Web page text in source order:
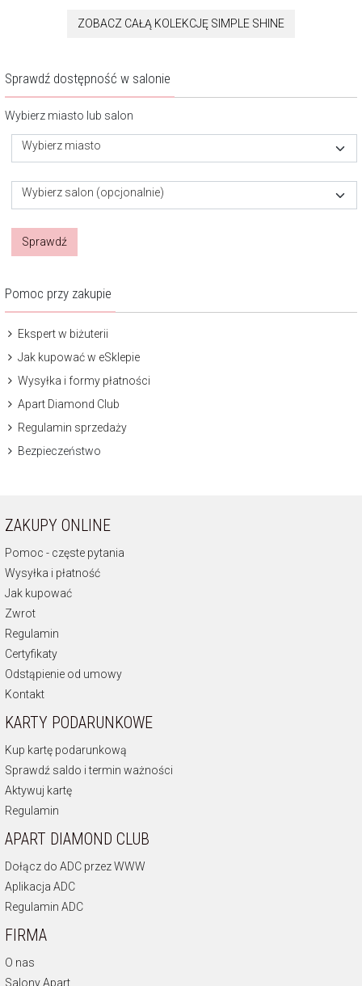
ZOBACZ CAŁĄ KOLEKCJĘ SIMPLE SHINE
Sprawdź dostępność w salonie
Wybierz miasto lub salon
Wybierz miasto
Wybierz salon (opcjonalnie)
Sprawdź
Pomoc przy zakupie
Ekspert w biżuterii
Jak kupować w eSklepie
Wysyłka i formy płatności
Apart Diamond Club
Regulamin sprzedaży
Bezpieczeństwo
ZAKUPY ONLINE
Pomoc - częste pytania
Wysyłka i płatność
Jak kupować
Zwrot
Regulamin
Certyfikaty
Odstąpienie od umowy
Kontakt
KARTY PODARUNKOWE
Kup kartę podarunkową
Sprawdź saldo i termin ważności
Aktywuj kartę
Regulamin
APART DIAMOND CLUB
Dołącz do ADC przez WWW
Aplikacja ADC
Regulamin ADC
FIRMA
O nas
Salony Apart